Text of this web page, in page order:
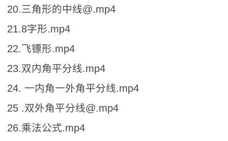
20.三角形的中线@.mp4
21.8字形.mp4
22.飞镖形.mp4
23.双内角平分线.mp4
24. 一内角一外角平分线.mp4
25 .双外角平分线@.mp4
26.乘法公式.mp4